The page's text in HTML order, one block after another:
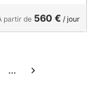
partir de 560 € / jour
…